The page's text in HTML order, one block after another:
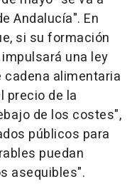
Andalucía". En
si su formación
una ley
cadena alimentaria
precio de la
de los costes",
públicos para
puedan
asequibles".